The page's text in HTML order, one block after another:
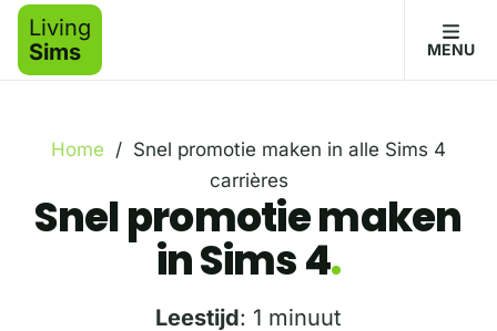
Living
Sims
MENU
Home / Snel promotie maken in alle Sims 4
carrières
Snel promotie maken
in Sims 4
Leestijd: 1 minuut